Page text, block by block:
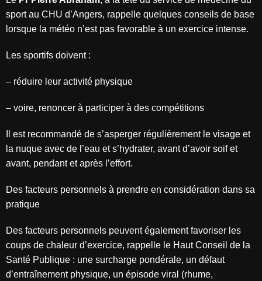
sport au CHU d’Angers, rappelle quelques conseils de base
lorsque la météo n’est pas favorable à un exercice intense.
Les sportifs doivent :
– réduire leur activité physique
– voire, renoncer à participer à des compétitions
Il est recommandé de s’asperger régulièrement le visage et
la nuque avec de l’eau et s’hydrater, avant d’avoir soif et
avant, pendant et après l’effort.
Des facteurs personnels à prendre en considération dans sa
pratique
Des facteurs personnels peuvent également favoriser les
coups de chaleur d’exercice, rappelle le Haut Conseil de la
Santé Publique : une surcharge pondérale, un défaut
d’entraînement physique, un épisode viral (rhume,